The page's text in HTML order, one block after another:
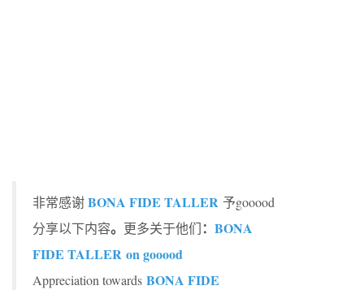
非常感谢BONA FIDE TALLER 予gooood
分享以下内容。 更多关于他们： BONA
FIDE TALLER on gooood
Appreciation towards BONA FIDE